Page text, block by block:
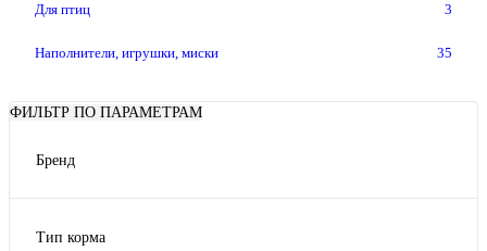
Для птиц 3
Наполнители, игрушки, миски 35
ФИЛЬТР ПО ПАРАМЕТРАМ
Бренд
ProBalance
Тип корма